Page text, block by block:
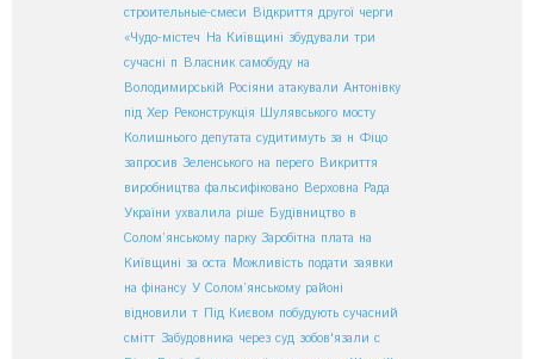
строительные-смеси Відкриття другої черги
«Чудо-містеч На Київщині збудували три
сучасні п Власник самобуду на
Володимирській Росіяни атакували Антонівку
під Хер Реконструкція Шулявського мосту
Колишнього депутата судитимуть за н Фіцо
запросив Зеленського на перего Викриття
виробництва фальсифіковано Верховна Рада
України ухвалила ріше Будівництво в
Солом’янському парку Заробітна плата на
Київщині за оста Можливість подати заявки
на фінансу У Солом’янському районі
відновили т Під Києвом побудують сучасний
смітт Забудовника через суд зобов'язали с